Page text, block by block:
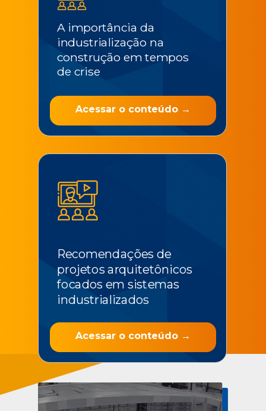
A importância da
industrialização na
construção em tempos
de crise
Acessar o conteúdo →
Recomendações de
projetos arquitetônicos
focados em sistemas
industrializados
Acessar o conteúdo →